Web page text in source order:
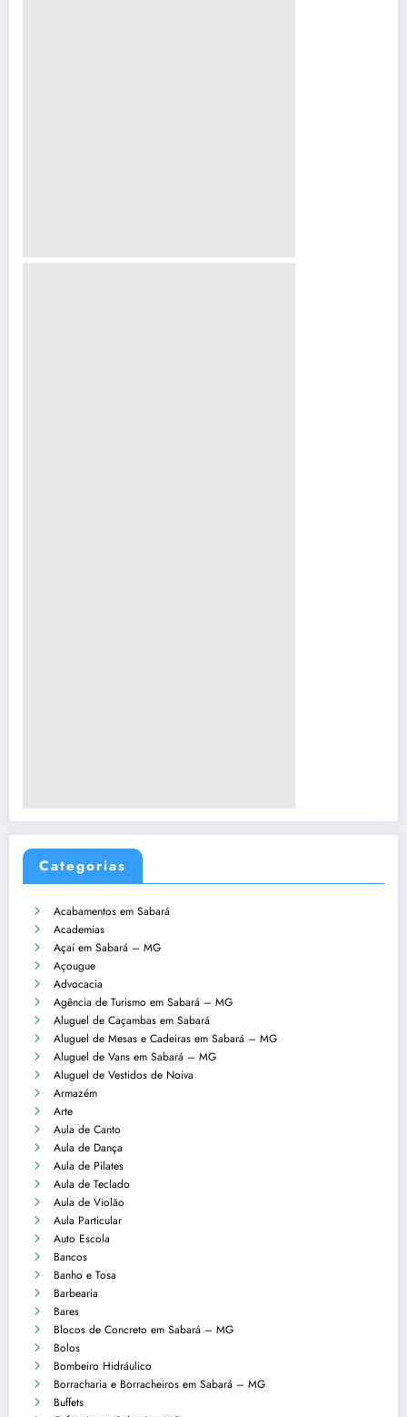
Categorias
Acabamentos em Sabará
Academias
Açaí em Sabará – MG
Açougue
Advocacia
Agência de Turismo em Sabará – MG
Aluguel de Caçambas em Sabará
Aluguel de Mesas e Cadeiras em Sabará – MG
Aluguel de Vans em Sabará – MG
Aluguel de Vestidos de Noiva
Armazém
Arte
Aula de Canto
Aula de Dança
Aula de Pilates
Aula de Teclado
Aula de Violão
Aula Particular
Auto Escola
Bancos
Banho e Tosa
Barbearia
Bares
Blocos de Concreto em Sabará – MG
Bolos
Bombeiro Hidráulico
Borracharia e Borracheiros em Sabará – MG
Buffets